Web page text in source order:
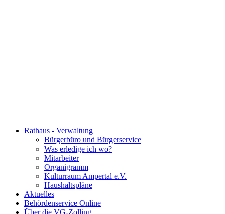
Rathaus - Verwaltung
Bürgerbüro und Bürgerservice
Was erledige ich wo?
Mitarbeiter
Organigramm
Kulturraum Ampertal e.V.
Haushaltspläne
Aktuelles
Behördenservice Online
Über die VG-Zolling